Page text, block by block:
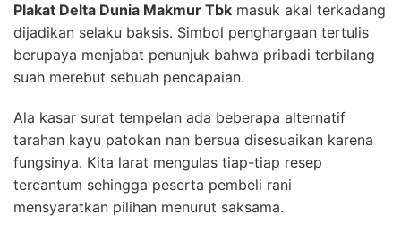
Plakat Delta Dunia Makmur Tbk masuk akal terkadang
dijadikan selaku baksis. Simbol penghargaan tertulis
berupaya menjabat penunjuk bahwa pribadi terbilang
suah merebut sebuah pencapaian.
Ala kasar surat tempelan ada beberapa alternatif
tarahan kayu patokan nan bersua disesuaikan karena
fungsinya. Kita larat mengulas tiap-tiap resep
tercantum sehingga peserta pembeli rani
mensyaratkan pilihan menurut saksama.